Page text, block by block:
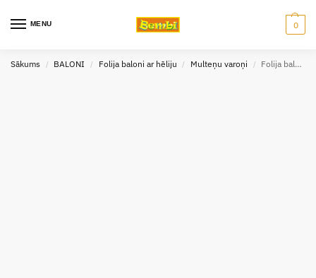
MENU 0
Sākums / BALONI / Folija baloni ar hēliju / Multeņu varoņi / Folija balons ar hēliju Miraculous 43 cm